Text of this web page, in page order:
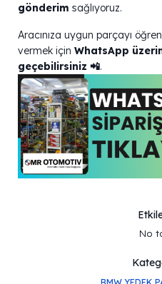
gönderim sağlıyoruz.
Aracınıza uygun parçayı
vermek için WhatsApp
geçebilirsiniz 📲.
No